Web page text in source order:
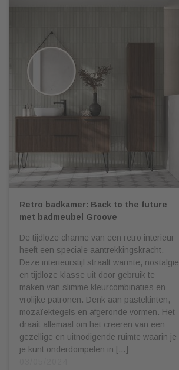
Retro badkamer: Back to the future
met badmeubel Groove
De tijdloze charme van een retro interieur
heeft een speciale aantrekkingskracht.
Deze interieurstijl straalt warmte, nostalgie
en tijdloze klasse uit door gebruik te
maken van slimme kleurcombinaties en
vrolijke patronen. Denk aan pasteltinten,
mozaïektegels en afgeronde vormen. Het
draait allemaal om het creëren van een
gezellige en uitnodigende ruimte waarin je
je kunt onderdompelen in […]